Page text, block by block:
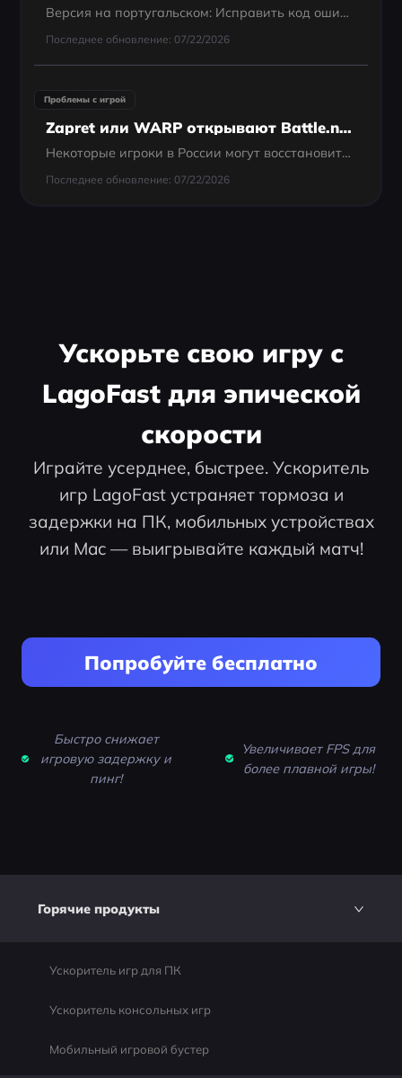
Версия на португальском: Исправить код ошибки 43 в Valorant: полное руководство по решениям
Последнее обновление: 07/22/2026
Проблемы с игрой
Zapret или WARP открывают Battle.net — почему игры в России всё равно не подключаются?
Некоторые игроки в России могут восстановить доступ к Battle.net, включив Zapret или Cloudflare WARP, но результат часто оказывается неполным. Лаунчер наконец может показать аккаунт как онлайн, в то время как Diablo 4 по-прежнему выдает ошибку Code...
Последнее обновление: 07/22/2026
Ускорьте свою игру с
LagoFast для эпической
скорости
Играйте усерднее, быстрее. Ускоритель
игр LagoFast устраняет тормоза и
задержки на ПК, мобильных устройствах
или Mac — выигрывайте каждый матч!
Попробуйте бесплатно
Быстро снижает
игровую задержку и
пинг!
Увеличивает FPS для
более плавной игры!
Горячие продукты
Ускоритель игр для ПК
Ускоритель консольных игр
Мобильный игровой бустер